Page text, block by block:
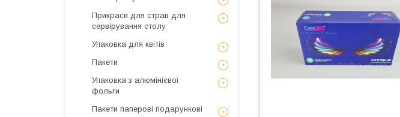
Прикраси для страв для
сервірування столу
Упаковка для квітів
Пакети
Упаковка з алюмінієвої
фольги
Пакети паперові подарункові